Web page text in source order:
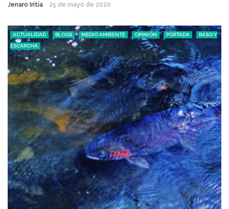
Jenaro Iritia 25 de mayo de 2020
ACTUALIDAD BLOGS MEDIO AMBIENTE OPINIÓN PORTADA
RASO Y
ESCARCHA